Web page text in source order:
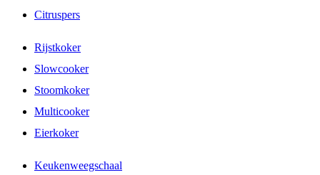
Citruspers
Rijstkoker
Slowcooker
Stoomkoker
Multicooker
Eierkoker
Keukenweegschaal